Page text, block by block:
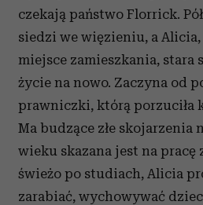
czekają państwo Florrick.
siedzi we więzieniu, a
miejsce zamieszkania, stara
życie na nowo. Zaczyna od
prawniczki, którą porzuciła
Ma budzące złe skojarzenia
wieku skazana jest na pracę
świeżo po studiach, Alicia
zarabiać, wychowywać